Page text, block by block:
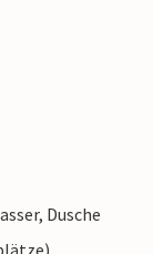
Dusche